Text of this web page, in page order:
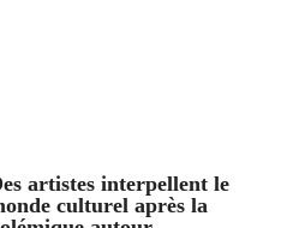
artistes interpellent le
culturel après la